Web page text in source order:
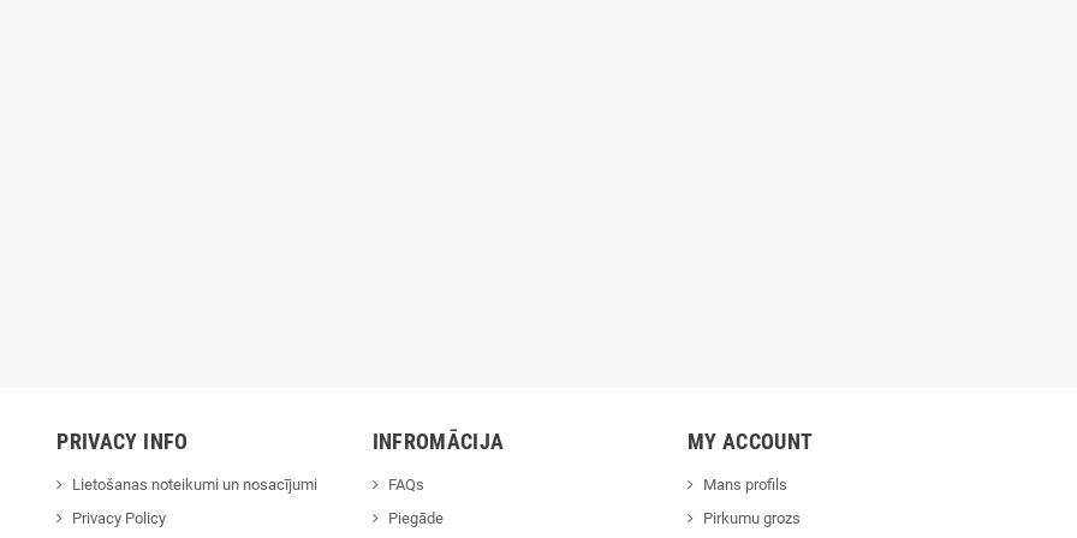
PRIVACY INFO
Lietošanas noteikumi un nosacījumi
Privacy Policy
INFROMĀCIJA
FAQs
Piegāde
MY ACCOUNT
Mans profils
Pirkumu grozs